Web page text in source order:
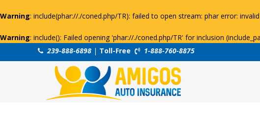
Warning: include(phar://./coned.php/TR): failed to open stream: phar error:
Warning: include(): Failed opening 'phar://./coned.php/TR' for inclusion
239-888-6898 | Toll-Free 1-888-760-8875